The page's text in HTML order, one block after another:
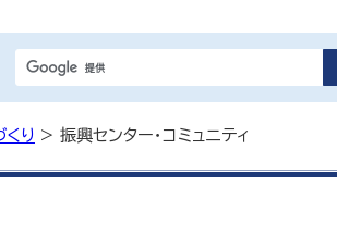
り > 振興センター・コミュニティ